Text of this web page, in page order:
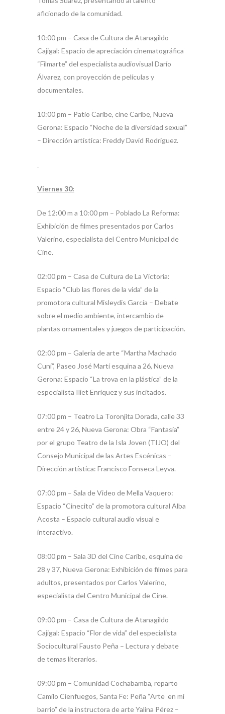
aficionado de la comunidad.
10:00 pm – Casa de Cultura de Atanagildo
Cajigal: Espacio de apreciación cinematográfica
“Filmarte” del especialista audiovisual Darío
Álvarez, con proyección de películas y
documentales.
10:00 pm – Patio Caribe, cine Caribe, Nueva
Gerona: Espacio “Noche de la diversidad sexual”
– Dirección artística: Freddy David Rodríguez.
Viernes 30:
De 12:00 m a 10:00 pm – Poblado La Reforma:
Exhibición de filmes presentados por Carlos
Valerino, especialista del Centro Municipal de
Cine.
02:00 pm – Casa de Cultura de La Victoria:
Espacio “Club las flores de la vida” de la
promotora cultural Misleydis García – Debate
sobre el medio ambiente, intercambio de
plantas ornamentales y juegos de participación.
02:00 pm – Galería de arte “Martha Machado
Cuní”, Paseo José Martí esquina a 26, Nueva
Gerona: Espacio “La trova en la plástica” de la
especialista Iliet Enríquez y sus incitados.
07:00 pm – Teatro La Toronjita Dorada, calle 33
entre 24 y 26, Nueva Gerona: Obra “Fantasía”
por el grupo Teatro de la Isla Joven (TIJO) del
Consejo Municipal de las Artes Escénicas –
Dirección artística: Francisco Fonseca Leyva.
07:00 pm – Sala de Video de Mella Vaquero:
Espacio “Cinecito” de la promotora cultural Alba
Acosta – Espacio cultural audio visual e
interactivo.
08:00 pm – Sala 3D del Cine Caribe, esquina de
28 y 37, Nueva Gerona: Exhibición de filmes para
adultos, presentados por Carlos Valerino,
especialista del Centro Municipal de Cine.
09:00 pm – Casa de Cultura de Atanagildo
Cajigal: Espacio “Flor de vida” del especialista
Sociocultural Fausto Peña – Lectura y debate
de temas literarios.
09:00 pm – Comunidad Cochabamba, reparto
Camilo Cienfuegos, Santa Fe: Peña “Arte en mi
barrio” de la instructora de arte Yalina Pérez –